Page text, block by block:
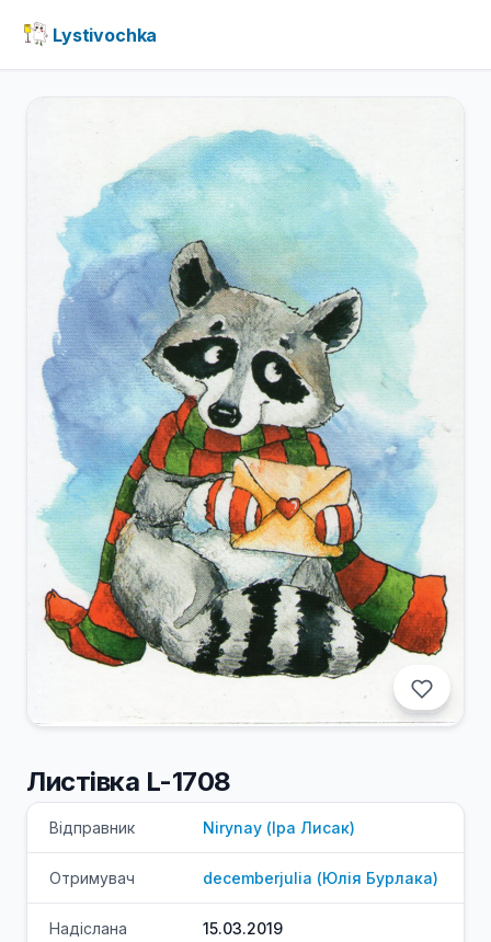
Lystivochka
Листівка L-1708
Відправник Nirynay ( Іра Лисак)
Отримувач decemberjulia (Юлія Бурлака)
Надіслана 15.03.2019